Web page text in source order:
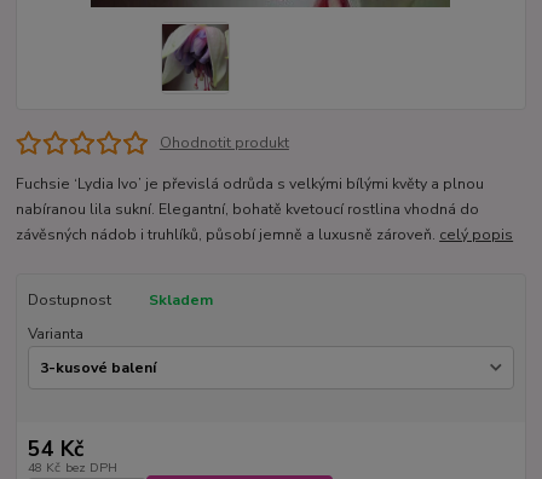
Ohodnotit produkt
Fuchsie ‘Lydia Ivo’ je převislá odrůda s velkými bílými květy a plnou
nabíranou lila sukní. Elegantní, bohatě kvetoucí rostlina vhodná do
závěsných nádob i truhlíků, působí jemně a luxusně zároveň. celý popis
Dostupnost
Skladem
Varianta
54 Kč
48 Kč bez DPH